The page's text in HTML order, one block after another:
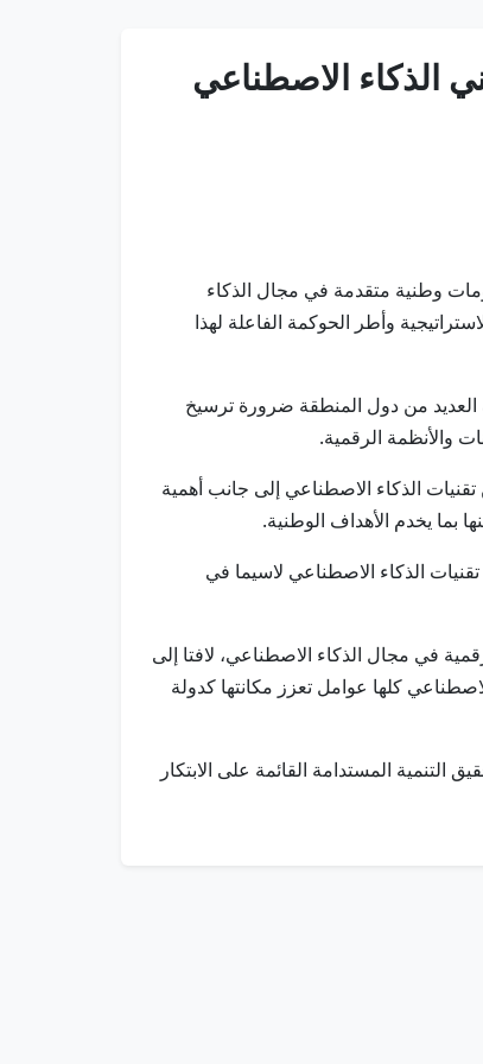
الذكاء الاصطناعي
وطنية متقدمة في مجال الذكاء
وأطر الحوكمة الفاعلة لهذا
في دبي، إن من أبرز التحديات التي تواجه العديد من دول المنطقة ضرورة ترسيخ
والأنظمة الرقمية.
الذكاء الاصطناعي إلى جانب أهمية
بما يخدم الأهداف الوطنية.
الذكاء الاصطناعي لاسيما في
في مجال الذكاء الاصطناعي، لافتا إلى
كلها عوامل تعزز مكانتها كدولة
المستدامة القائمة على الابتكار